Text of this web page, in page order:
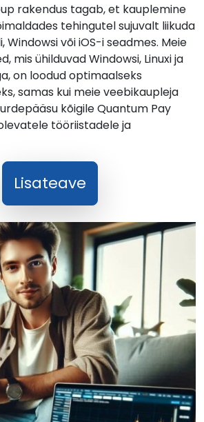
rakendus tagab, et kauplemine
tehingutel sujuvalt liikuda
Windowsi või iOS-i seadmes. Meie
mis ühilduvad Windowsi, Linuxi ja
on loodud optimaalseks
samas kui meie veebikaupleja
kõigile Quantum Pay
tööriistadele ja
Lisateave